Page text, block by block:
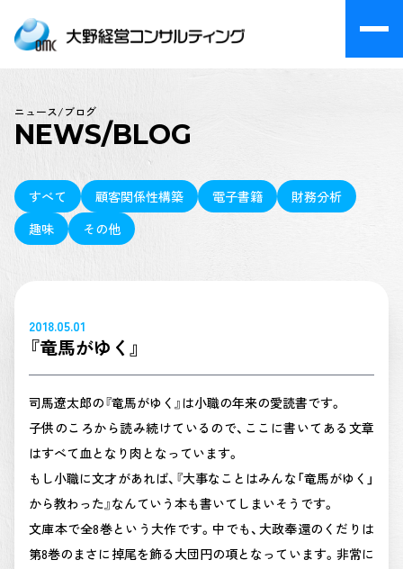
ニュース/ブログ
NEWS/BLOG
すべて 顧客関係性構築 電子書籍
財務分析
趣味
その他
2018.05.01
『竜馬がゆく』
司馬遼太郎の『竜馬がゆく』は小職の年来の愛読書です。
子供のころから読み続けているので、ここに書いてある文章
はすべて血となり肉となっています。
もし小職に文才があれば、『大事なことはみんな「竜馬がゆく」
から教わった』なんていう本も書いてしまいそうです。
文庫本で全8巻という大作です。中でも、大政奉還のくだりは
第8巻のまさに掉尾を飾る大団円の項となっています。非常に